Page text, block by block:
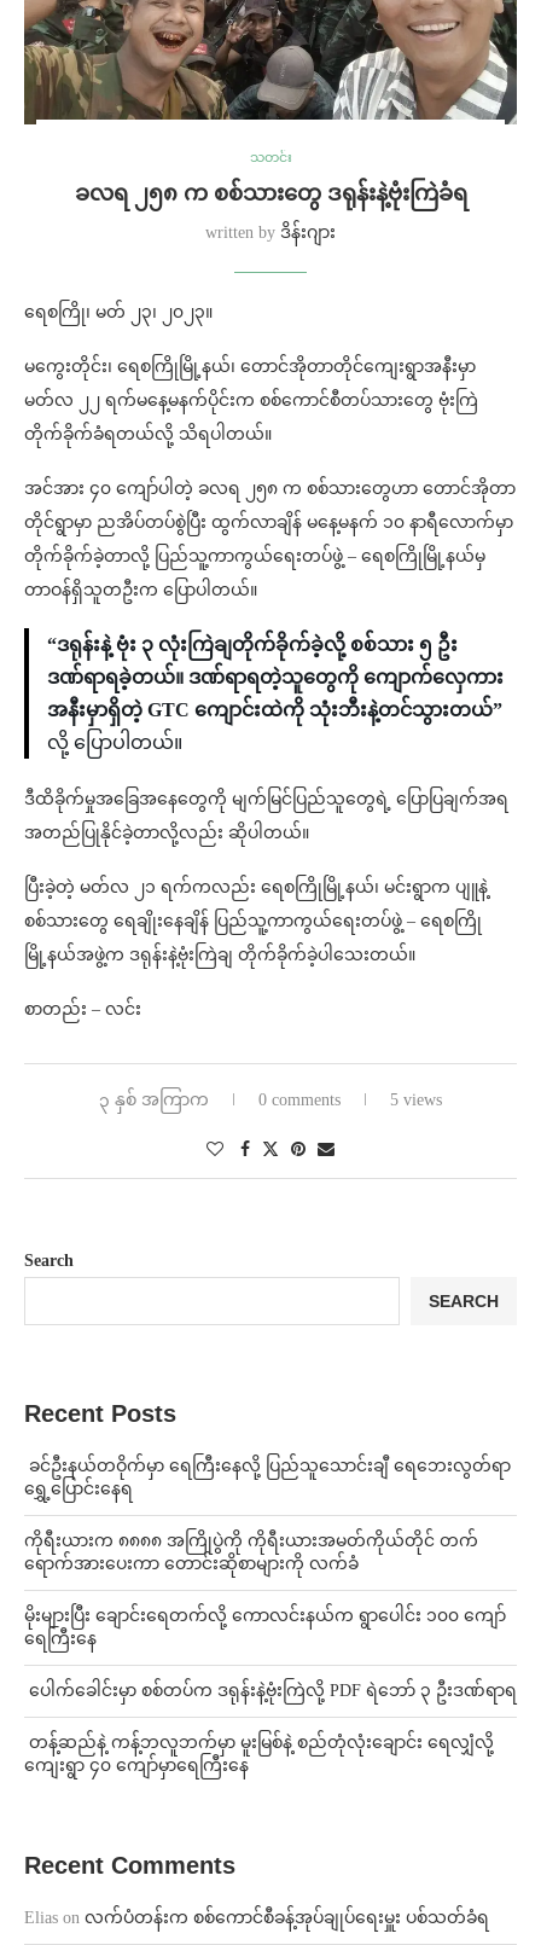
သတင်း
ခလရ ၂၅၈ က စစ်သားတွေ ဒရုန်းနဲ့ဗုံးကြဲခံရ
written by ဒိန်းဂျား
ရေစကြို၊ မတ် ၂၃၊ ၂၀၂၃။
မကွေးတိုင်း၊ ရေစကြိုမြို့နယ်၊ တောင်အိုတာတိုင်ကျေးရွာအနီးမှာ
မတ်လ ၂၂ ရက်မနေ့မနက်ပိုင်းက စစ်ကောင်စီတပ်သားတွေ ဗုံးကြဲ
တိုက်ခိုက်ခံရတယ်လို့ သိရပါတယ်။
အင်အား ၄၀ ကျော်ပါတဲ့ ခလရ ၂၅၈ က စစ်သားတွေဟာ တောင်အိုတာ
တိုင်ရွာမှာ ညအိပ်တပ်စွဲပြီး ထွက်လာချိန် မနေ့မနက် ၁၀ နာရီလောက်မှာ
တိုက်ခိုက်ခဲ့တာလို့ ပြည်သူ့ကာကွယ်ရေးတပ်ဖွဲ့ – ရေစကြိုမြို့နယ်မှ
တာဝန်ရှိသူတဦးက ပြောပါတယ်။
“ဒရုန်းနဲ့ ဗုံး ၃ လုံးကြဲချတိုက်ခိုက်ခဲ့လို့ စစ်သား ၅ ဦး
ဒဏ်ရာရခဲ့တယ်။ ဒဏ်ရာရတဲ့သူတွေကို ကျောက်လှေကား
အနီးမှာရှိတဲ့ GTC ကျောင်းထဲကို သုံးဘီးနဲ့တင်သွားတယ်”
လို့ ပြောပါတယ်။
ဒီထိခိုက်မှုအခြေအနေတွေကို မျက်မြင်ပြည်သူတွေရဲ့ ပြောပြချက်အရ
အတည်ပြုနိုင်ခဲ့တာလို့လည်း ဆိုပါတယ်။
ပြီးခဲ့တဲ့ မတ်လ ၂၁ ရက်ကလည်း ရေစကြိုမြို့နယ်၊ မင်းရွာက ပျူနဲ့
စစ်သားတွေ ရေချိုးနေချိန် ပြည်သူ့ကာကွယ်ရေးတပ်ဖွဲ့ – ရေစကြို
မြို့နယ်အဖွဲ့က ဒရုန်းနဲ့ဗုံးကြဲချ တိုက်ခိုက်ခဲ့ပါသေးတယ်။
စာတည်း – လင်း
၃ နှစ် အကြာက 0 comments 5 views
Search
SEARCH
Recent Posts
⁩ ⁨ခင်ဦးနယ်တဝိုက်မှာ ရေကြီးနေလို့ ပြည်သူသောင်းချီ ရေဘေးလွတ်ရာ
ရွှေ့ပြောင်းနေရ
ကိုရီးယားက ၈၈၈၈ အကြိုပွဲကို ကိုရီးယားအမတ်ကိုယ်တိုင် တက်
ရောက်အားပေးကာ တောင်းဆိုစာများကို လက်ခံ
⁨မိုးများပြီး ချောင်းရေတက်လို့ ကောလင်းနယ်က ရွာပေါင်း ၁၀၀ ကျော်
ရေကြီးနေ
⁩ ⁨ပေါက်ခေါင်းမှာ စစ်တပ်က ဒရုန်းနဲ့ဗုံးကြဲလို့ PDF ရဲဘော် ၃ ဦးဒဏ်ရာရ
⁩ ⁨တန့်ဆည်နဲ့ ကန့်ဘလူဘက်မှာ မူးမြစ်နဲ့ စည်တုံလုံးချောင်း ရေလျှံလို့
ကျေးရွာ ၄၀ ကျော်မှာရေကြီးနေ
Recent Comments
Elias on လက်ပံတန်းက စစ်ကောင်စီခန့်အုပ်ချုပ်ရေးမှူး ပစ်သတ်ခံရ